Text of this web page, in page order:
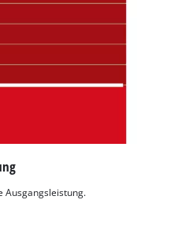
Ausgangsleistung.